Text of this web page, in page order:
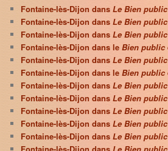
Fontaine-lès-Dijon dansLe Bien public
Fontaine-lès-Dijon dansLe Bien public
Fontaine-lès-Dijon dansLe Bien public
Fontaine-lès-Dijon dans leBien public
Fontaine-lès-Dijon dansLe Bien public
Fontaine-lès-Dijon dans leBien public
Fontaine-lès-Dijon dansLe Bien public
Fontaine-lès-Dijon dansLe Bien public
Fontaine-lès-Dijon dansLe Bien public
Fontaine-lès-Dijon dansLe Bien public
Fontaine-lès-Dijon dansLe Bien public